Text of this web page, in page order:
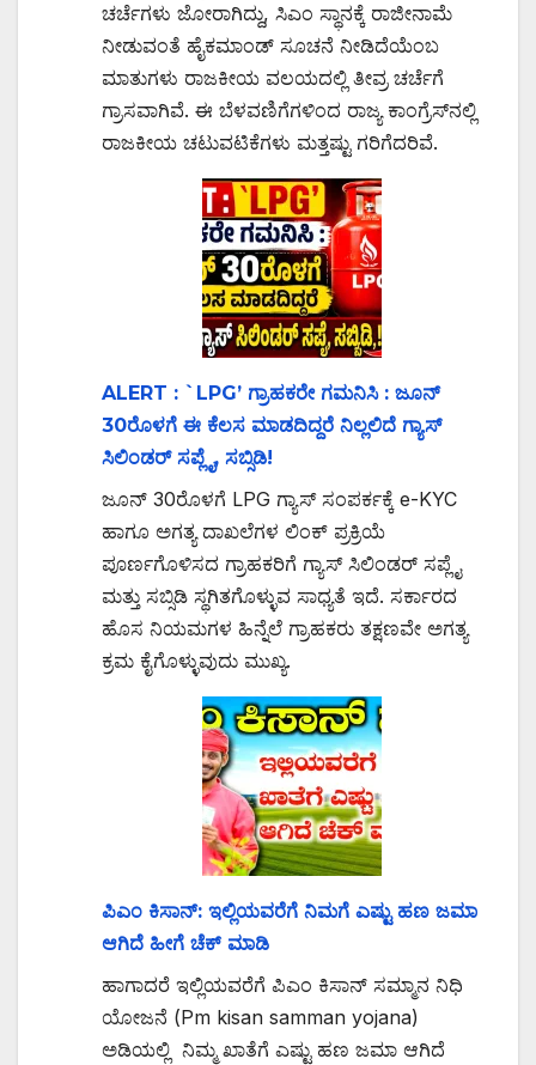
ಚರ್ಚೆಗಳು ಜೋರಾಗಿದ್ದು, ಸಿಎಂ ಸ್ಥಾನಕ್ಕೆ ರಾಜೀನಾಮೆ
ನೀಡುವಂತೆ ಹೈಕಮಾಂಡ್ ಸೂಚನೆ ನೀಡಿದೆಯೆಂಬ
ಮಾತುಗಳು ರಾಜಕೀಯ ವಲಯದಲ್ಲಿ ತೀವ್ರ ಚರ್ಚೆಗೆ
ಗ್ರಾಸವಾಗಿವೆ. ಈ ಬೆಳವಣಿಗೆಗಳಿಂದ ರಾಜ್ಯ ಕಾಂಗ್ರೆಸ್‌ನಲ್ಲಿ
ರಾಜಕೀಯ ಚಟುವಟಿಕೆಗಳು ಮತ್ತಷ್ಟು ಗರಿಗೆದರಿವೆ.
ALERT : `LPG’ ಗ್ರಾಹಕರೇ ಗಮನಿಸಿ : ಜೂನ್
30ರೊಳಗೆ ಈ ಕೆಲಸ ಮಾಡದಿದ್ದರೆ ನಿಲ್ಲಲಿದೆ ಗ್ಯಾಸ್
ಸಿಲಿಂಡರ್ ಸಪ್ಲೈ, ಸಬ್ಸಿಡಿ!
ಜೂನ್ 30ರೊಳಗೆ LPG ಗ್ಯಾಸ್ ಸಂಪರ್ಕಕ್ಕೆ e-KYC
ಹಾಗೂ ಅಗತ್ಯ ದಾಖಲೆಗಳ ಲಿಂಕ್ ಪ್ರಕ್ರಿಯೆ
ಪೂರ್ಣಗೊಳಿಸದ ಗ್ರಾಹಕರಿಗೆ ಗ್ಯಾಸ್ ಸಿಲಿಂಡರ್ ಸಪ್ಲೈ
ಮತ್ತು ಸಬ್ಸಿಡಿ ಸ್ಥಗಿತಗೊಳ್ಳುವ ಸಾಧ್ಯತೆ ಇದೆ. ಸರ್ಕಾರದ
ಹೊಸ ನಿಯಮಗಳ ಹಿನ್ನೆಲೆ ಗ್ರಾಹಕರು ತಕ್ಷಣವೇ ಅಗತ್ಯ
ಕ್ರಮ ಕೈಗೊಳ್ಳುವುದು ಮುಖ್ಯ.
ಪಿಎಂ ಕಿಸಾನ್: ಇಲ್ಲಿಯವರೆಗೆ ನಿಮಗೆ ಎಷ್ಟು ಹಣ ಜಮಾ
ಆಗಿದೆ ಹೀಗೆ ಚೆಕ್ ಮಾಡಿ
ಹಾಗಾದರೆ ಇಲ್ಲಿಯವರೆಗೆ ಪಿಎಂ ಕಿಸಾನ್ ಸಮ್ಮಾನ ನಿಧಿ
ಯೋಜನೆ (Pm kisan samman yojana)
ಅಡಿಯಲ್ಲಿ ನಿಮ್ಮ ಖಾತೆಗೆ ಎಷ್ಟು ಹಣ ಜಮಾ ಆಗಿದೆ